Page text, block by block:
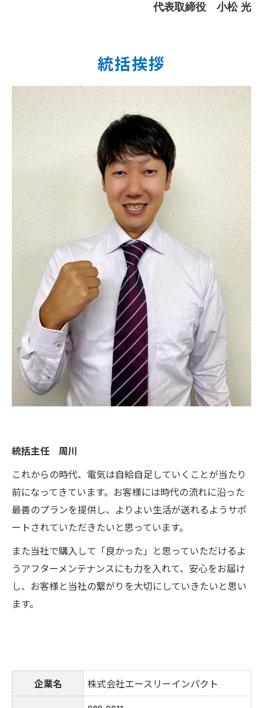
代表取締役 小松 光
統括挨拶
統括主任 周川
これからの時代、電気は自給自足していくことが当たり
前になってきています。お客様には時代の流れに沿った
最善のプランを提供し、よりよい生活が送れるようサポ
ートされていただきたいと思っています。
また当社で購入して「良かった」と思っていただけるよ
うアフターメンテナンスにも力を入れて、安心をお届け
し、お客様と当社の繋がりを大切にしていきたいと思い
ます。
企業名
株式会社エースリーインパクト